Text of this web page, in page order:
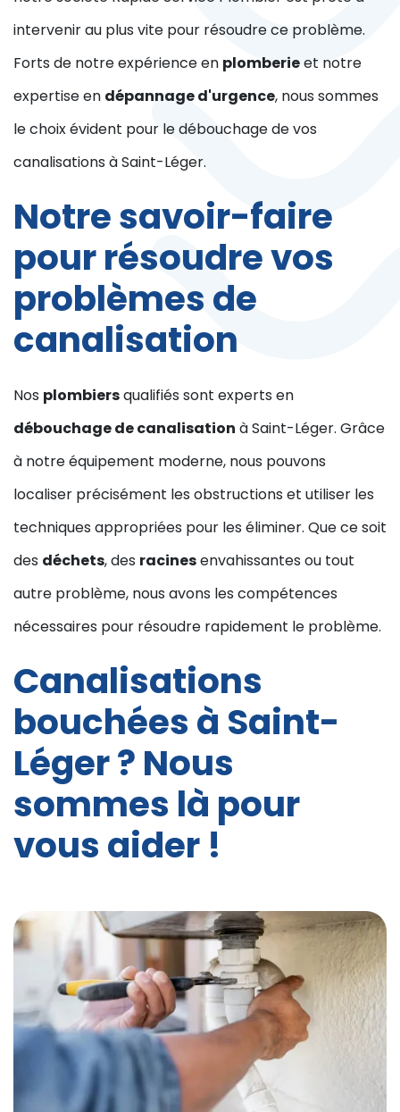
intervenir au plus vite pour résoudre ce problème.
Forts de notre expérience en plomberieet notre
expertise en dépannage d'urgence, nous sommes
le choix évident pour le débouchage de vos
canalisations à Saint-Léger.
Notre savoir-faire
pour résoudre vos
problèmes de
canalisation
Nos plombiersqualifiés sont experts en
débouchage de canalisation à Saint-Léger. Grâce
à notre équipement moderne, nous pouvons
localiser précisément les obstructions et utiliser les
techniques appropriées pour les éliminer. Que ce soit
des déchets, des racinesenvahissantes ou tout
autre problème, nous avons les compétences
nécessaires pour résoudre rapidement le problème.
Canalisations
bouchées à Saint-
Léger ? Nous
sommes là pour
vous aider !